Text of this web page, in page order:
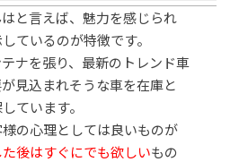
と言えば、魅力を感じられ
ているのが特徴です。
ナを張り、最新のトレンド車
見込まれそうな車を在庫と
ています。
の心理としては良いものが
後はすぐにでも欲しいもの